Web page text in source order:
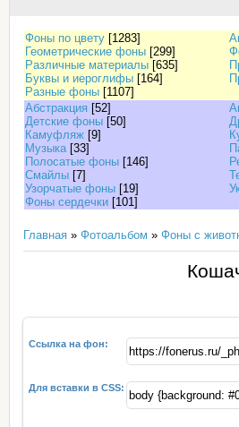
Фоны по цвету [1283]
Геометрические фоны [299]
Различные материалы [635]
Буквы и иероглифы [164]
Разные фоны [1107]
Абстракция [52]
Детские фоны [50]
Камуфляж [9]
Музыка [33]
Полосатые фоны [146]
Смайлы [7]
Узорчатые фоны [19]
Фоны сердечки [101]
Главная » Фотоальбом » Фоны с
Ссылка на фон:
Для вставки в CSS: